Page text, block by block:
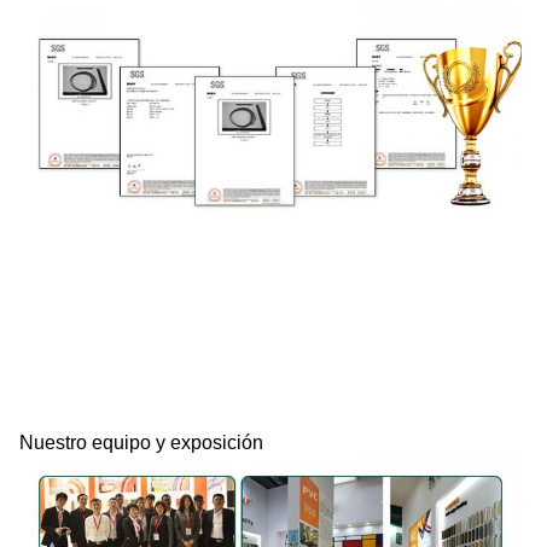
Nuestro equipo y exposición